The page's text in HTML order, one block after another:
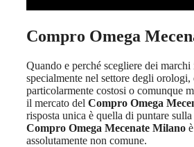
Compro Omega
Quando e perché scegliere dei
specialmente nel settore degli orologi,
particolarmente costosi o comunque
il mercato del Compro Omega
risposta unica è quella di puntare
Compro Omega Mecenate Milano
assolutamente non comune.